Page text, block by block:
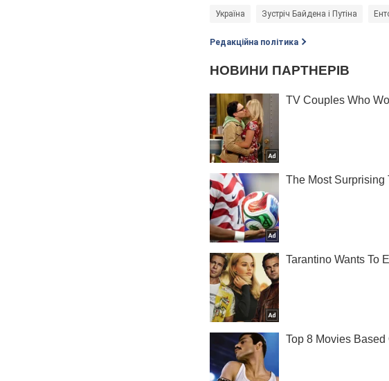
Україна Зустріч Байдена і Путіна
Редакційна політика